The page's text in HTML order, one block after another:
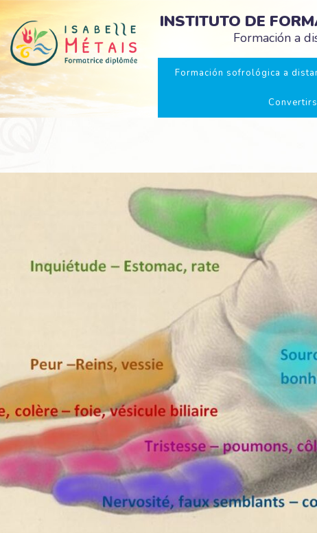
INSTITUTO DE
Formación a
Formación sofrológica a